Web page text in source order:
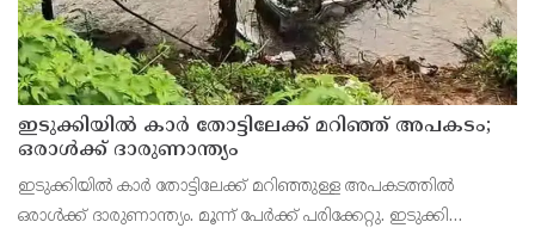
ഇടുക്കിയിൽ കാർ തോട്ടിലേക്ക് മറിഞ്ഞ് അപകടം;
ഒരാൾക്ക് ദാരുണാന്ത്യം
ഇടുക്കിയിൽ കാർ തോട്ടിലേക്ക് മറിഞ്ഞുള്ള അപകടത്തിൽ
ഒരാൾക്ക് ദാരുണാന്ത്യം. മൂന്ന് പേർക്ക് പരിക്കേറ്റു. ഇടുക്കി